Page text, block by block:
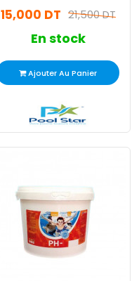
21,500 DT
15,000 DT
En stock
Ajouter Au Panier